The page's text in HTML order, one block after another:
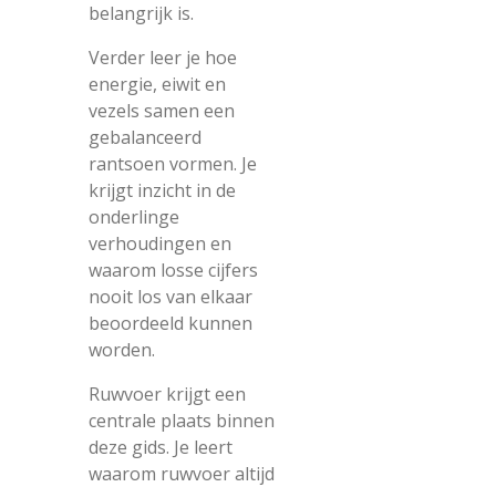
belangrijk is.
Verder leer je hoe
energie, eiwit en
vezels samen een
gebalanceerd
rantsoen vormen. Je
krijgt inzicht in de
onderlinge
verhoudingen en
waarom losse cijfers
nooit los van elkaar
beoordeeld kunnen
worden.
Ruwvoer krijgt een
centrale plaats binnen
deze gids. Je leert
waarom ruwvoer altijd